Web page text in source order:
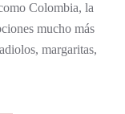
Colombia, la
mucho más
margaritas,